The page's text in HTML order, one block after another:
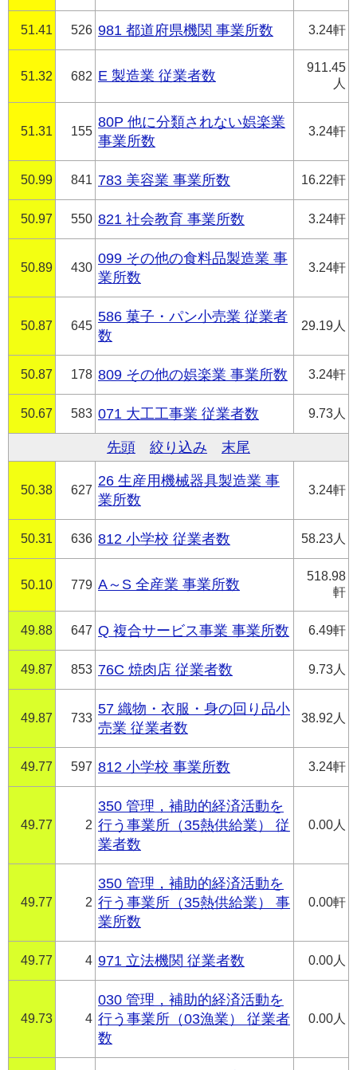
51.41 526 981 都道府県機関 事業所数 3.24軒
51.32 682 E 製造業 従業者数
911.45
人
51.31 155
80P 他に分類されない娯楽業
事業所数
3.24軒
50.99 841 783 美容業 事業所数 16.22軒
50.97 550 821 社会教育 事業所数 3.24軒
50.89 430
099 その他の食料品製造業 事
業所数
3.24軒
50.87 645
586 菓子・パン小売業 従業者
数
29.19人
50.87 178 809 その他の娯楽業 事業所数 3.24軒
50.67 583 071 大工工事業 従業者数 9.73人
先頭 絞り込み 末尾
50.38 627
26 生産用機械器具製造業 事
業所数
3.24軒
50.31 636 812 小学校 従業者数 58.23人
50.10 779 A～S 全産業 事業所数
518.98
軒
49.88 647 Q 複合サービス事業 事業所数 6.49軒
49.87 853 76C 焼肉店 従業者数 9.73人
49.87 733
57 織物・衣服・身の回り品小
売業 従業者数
38.92人
49.77 597 812 小学校 事業所数 3.24軒
49.77 2
350 管理，補助的経済活動を
行う事業所（35熱供給業） 従
業者数
0.00人
49.77 2
350 管理，補助的経済活動を
行う事業所（35熱供給業） 事
業所数
0.00軒
49.77 4 971 立法機関 従業者数 0.00人
49.73 4
030 管理，補助的経済活動を
行う事業所（03漁業） 従業者
数
0.00人